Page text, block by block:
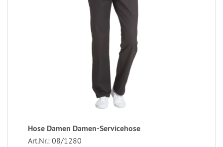
Hose Damen Damen-Servicehose
Art.Nr.: 08/1280